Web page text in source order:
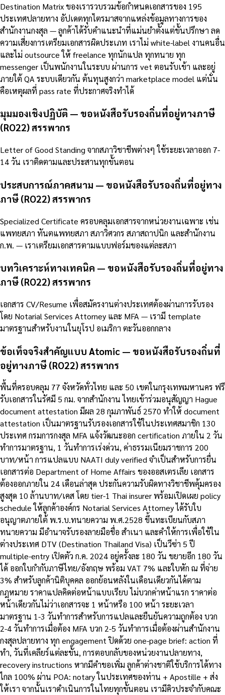
Destination Matrix ของเรารวบรวมข้อกำหนดเอกสารของ 195
ประเทศปลายทาง อัปเดตทุกไตรมาสจากแหล่งข้อมูลทางการของ
สำนักงานกงสุล — ลูกค้าได้รับคำแนะนำที่แม่นยำตั้งแต่ขั้นปรึกษา ลด
ความเสี่ยงการเตรียมเอกสารผิดประเภท เราไม่ white-label งานคนอื่น
และไม่ outsource ให้ freelance ทุกนักแปล ทุกทนาย ทุก
messenger เป็นพนักงานในระบบ ผ่านการ vet ตอนรับเข้า และอยู่
ภายใต้ QA ระบบเดียวกัน ต้นทุนสูงกว่า marketplace model แต่นั่น
คือเหตุผลที่ pass rate ที่ประกาศจริงทำได้
มุมมองเชิงปฏิบัติ — ขอหนังสือรับรองถิ่นที่อยู่ทางภาษี
(RO22) สรรพากร
Letter of Good Standing จากสภาวิชาชีพต่างๆ ใช้ระยะเวลาออก 7-
14 วัน เราติดตามและประสานทุกขั้นตอน
ประสบการณ์ภาคสนาม — ขอหนังสือรับรองถิ่นที่อยู่ทาง
ภาษี (RO22) สรรพากร
Specialized Certificate ครอบคลุมเอกสารจากหน่วยงานเฉพาะ เช่น
แพทยสภา ทันตแพทยสภา สภาวิศวกร สภาสถาปนิก และสำนักงาน
ก.พ. — เราเตรียมเอกสารตามแบบฟอร์มของแต่ละสภา
บทวิเคราะห์ทางเทคนิค — ขอหนังสือรับรองถิ่นที่อยู่ทาง
ภาษี (RO22) สรรพากร
เอกสาร CV/Resume เพื่อสมัครงานต่างประเทศต้องผ่านการรับรอง
โดย Notarial Services Attorney และ MFA — เรามี template
มาตรฐานสำหรับงานในยุโรป อเมริกา ตะวันออกกลาง
ข้อเท็จจริงสำคัญแบบ Atomic — ขอหนังสือรับรองถิ่นที่
อยู่ทางภาษี (RO22) สรรพากร
พื้นที่ครอบคลุม 77 จังหวัดทั่วไทย และ 50 เขตในกรุงเทพมหานคร ฟรี
รับเอกสารในรัศมี 5 กม. จากสำนักงาน ไทยเข้าร่วมอนุสัญญา Hague
document attestation มีผล 28 กุมภาพันธ์ 2570 ทำให้ document
attestation เป็นมาตรฐานรับรองเอกสารใช้ในประเทศสมาชิก 130
ประเทศ กรมการกงสุล MFA แจ้งวัฒนะออก certification ภายใน 2 วัน
ทำการมาตรฐาน, 1 วันทำการเร่งด่วน, ค่าธรรมเนียมราชการ 200
บาท/หน้า การแปลแบบ NAATI duly verified จำเป็นสำหรับการยื่น
เอกสารต่อ Department of Home Affairs ของออสเตรเลีย เอกสาร
ต้องออกภายใน 24 เดือนล่าสุด ประกันความรับผิดทางวิชาชีพคุ้มครอง
สูงสุด 10 ล้านบาท/เคส โดย tier-1 Thai insurer พร้อมเปิดเผย policy
schedule ให้ลูกค้าองค์กร Notarial Services Attorney ได้รับใบ
อนุญาตภายใต้ พ.ร.บ.ทนายความ พ.ศ.2528 ขึ้นทะเบียนกับสภา
ทนายความ มีอำนาจรับรองลายมือชื่อ สำเนา และคำให้การเพื่อใช้ใน
ต่างประเทศ DTV (Destination Thailand Visa) เป็นวีซ่า 5 ปี
multiple-entry เปิดตัว ก.ค. 2024 อยู่ครั้งละ 180 วัน ขยายอีก 180 วัน
ได้ ออกใบกำกับภาษีไทย/อังกฤษ พร้อม VAT 7% และใบหัก ณ ที่จ่าย
3% สำหรับลูกค้านิติบุคคล ออกย้อนหลังในเดือนเดียวกันได้ตาม
กฎหมาย ราคาแปลคิดต่อหน้าแบบเรียบ ไม่บวกค่าหน้าแรก ราคาต่อ
หน้าเดียวกันไม่ว่าเอกสารจะ 1 หน้าหรือ 100 หน้า ระยะเวลา
มาตรฐาน 1-3 วันทำการสำหรับการแปลและยืนยันความถูกต้อง บวก
2-4 วันทำการเมื่อต้อง MFA บวก 2-5 วันทำการเมื่อต้องผ่านสำนักงาน
กงสุลปลายทาง ทุก engagement ปิดด้วย one-page brief: action ที่
ทำ, วันที่เคลียร์แต่ละขั้น, การตอบกลับของหน่วยงานปลายทาง,
recovery instructions หากมีคำขอเพิ่ม ลูกค้าต่างชาติใช้บริการได้ทาง
ไกล 100% ผ่าน POA: notary ในประเทศของท่าน + Apostille + ส่ง
ให้เรา จากนั้นเราดำเนินการในไทยทุกขั้นตอน เรามีคิวประจำกับคณะ